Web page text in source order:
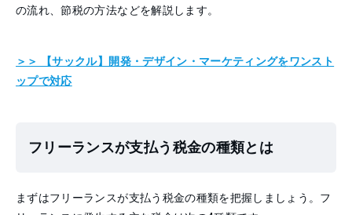
の流れ、節税の方法などを解説します。
＞＞ 【サックル】開発・デザイン・マーケティングをワンスト
ップで対応
フリーランスが支払う税金の種類とは
まずはフリーランスが支払う税金の種類を把握しましょう。フ